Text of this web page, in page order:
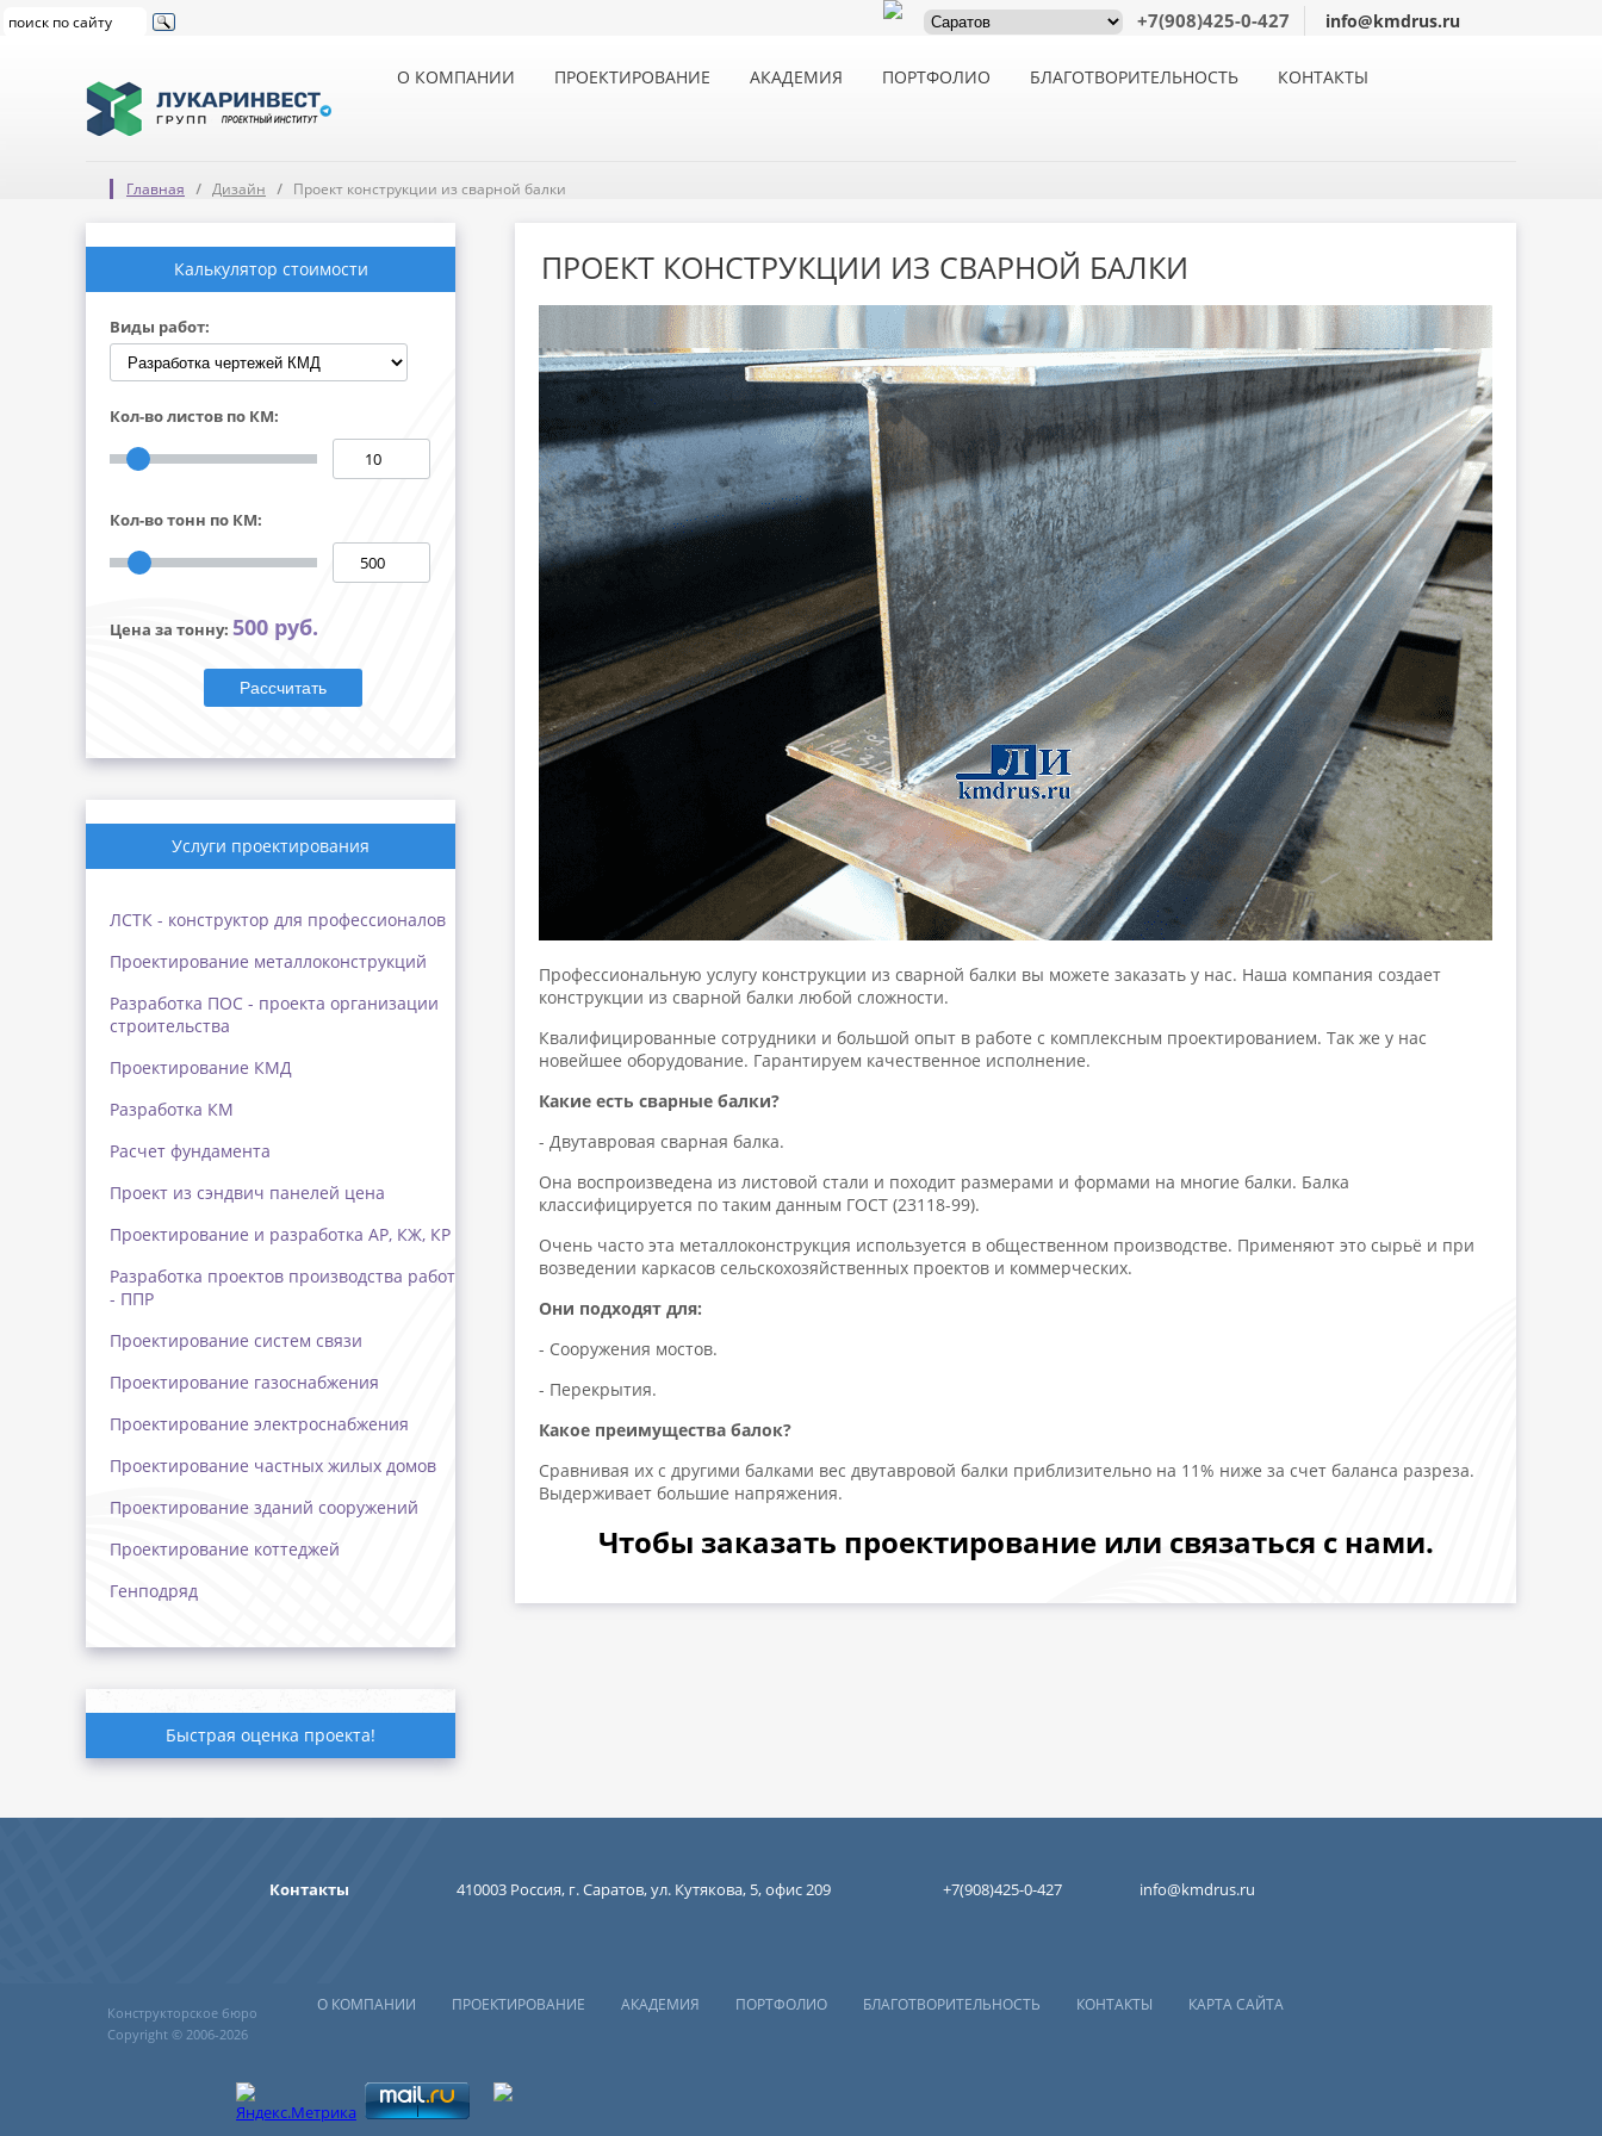
+7(908)425-0-427 info@kmdrus.ru
О КОМПАНИИ ПРОЕКТИРОВАНИЕ АКАДЕМИЯ ПОРТФОЛИО БЛАГОТВОРИТЕЛЬНОСТЬ КОНТАКТЫ
Главная Дизайн Проект конструкции из сварной балки
Калькулятор стоимости
Виды работ:
Кол-во листов по КМ:
Кол-во тонн по КМ:
Цена за тонну: 500 руб.
Рассчитать
Услуги проектирования
ЛСТК - конструктор для профессионалов
Проектирование металлоконструкций
Разработка ПОС - проекта организации
строительства
Проектирование КМД
Разработка КМ
Расчет фундамента
Проект из сэндвич панелей цена
Проектирование и разработка АР, КЖ, КР
Разработка проектов производства работ
- ППР
Проектирование систем связи
Проектирование газоснабжения
Проектирование электроснабжения
Проектирование частных жилых домов
Проектирование зданий сооружений
Проектирование коттеджей
Генподряд
Быстрая оценка проекта!
ПРОЕКТ КОНСТРУКЦИИ ИЗ СВАРНОЙ БАЛКИ
Профессиональную услугу конструкции из сварной балки вы можете заказать у нас. Наша компания создает
конструкции из сварной балки любой сложности.
Квалифицированные сотрудники и большой опыт в работе с комплексным проектированием. Так же у нас
новейшее оборудование. Гарантируем качественное исполнение.
Какие есть сварные балки?
- Двутавровая сварная балка.
Она воспроизведена из листовой стали и походит размерами и формами на многие балки. Балка
классифицируется по таким данным ГОСТ (23118-99).
Очень часто эта металлоконструкция используется в общественном производстве. Применяют это сырьё и при
возведении каркасов сельскохозяйственных проектов и коммерческих.
Они подходят для:
- Сооружения мостов.
- Перекрытия.
Какое преимущества балок?
Сравнивая их с другими балками вес двутавровой балки приблизительно на 11% ниже за счет баланса разреза.
Выдерживает большие напряжения.
Чтобы заказать проектирование или связаться с нами.
Контакты 410003 Россия, г. Саратов, ул. Кутякова, 5, офис 209 +7(908)425-0-427 info@kmdrus.ru
Конструкторское бюро
Copyright © 2006-2026
О КОМПАНИИ ПРОЕКТИРОВАНИЕ АКАДЕМИЯ ПОРТФОЛИО БЛАГОТВОРИТЕЛЬНОСТЬ КОНТАКТЫ КАРТА САЙТА